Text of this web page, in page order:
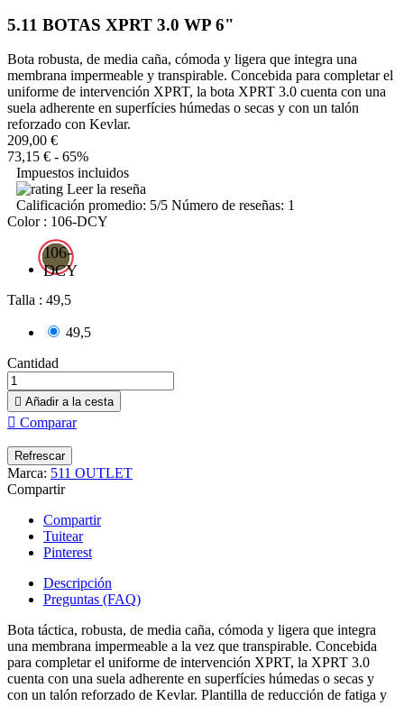
5.11 BOTAS XPRT 3.0 WP 6"
Bota robusta, de media caña, cómoda y ligera que integra una
membrana impermeable y transpirable. Concebida para completar el
uniforme de intervención XPRT, la bota XPRT 3.0 cuenta con una
suela adherente en superfícies húmedas o secas y con un talón
reforzado con Kevlar.
209,00 €
73,15 € - 65%
Impuestos incluidos
Leer la reseña
Calificación promedio: 5/5 Número de reseñas: 1
Color : 106-DCY
106-
DCY
Talla : 49,5
49,5
Cantidad
 Añadir a la cesta
 Comparar
Marca: 511 OUTLET
Compartir
Compartir
Tuitear
Pinterest
Descripción
Preguntas (FAQ)
Bota táctica, robusta, de media caña, cómoda y ligera que integra
una membrana impermeable a la vez que transpirable. Concebida
para completar el uniforme de intervención XPRT, la XPRT 3.0
cuenta con una suela adherente en superfícies húmedas o secas y
con un talón reforzado de Kevlar. Plantilla de reducción de fatiga y